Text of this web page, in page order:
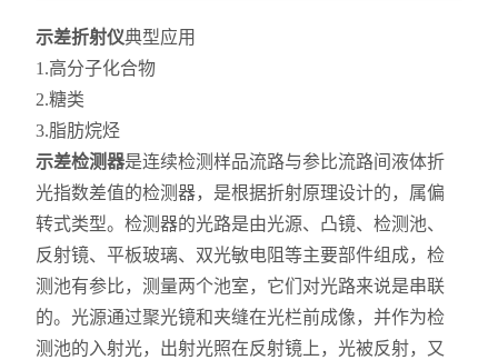
示差折射仪典型应用
1.高分子化合物
2.糖类
3.脂肪烷烃
示差检测器是连续检测样品流路与参比流路间液体折
光指数差值的检测器，是根据折射原理设计的，属偏
转式类型。检测器的光路是由光源、凸镜、检测池、
反射镜、平板玻璃、双光敏电阻等主要部件组成，检
测池有参比，测量两个池室，它们对光路来说是串联
的。光源通过聚光镜和夹缝在光栏前成像，并作为检
测池的入射光，出射光照在反射镜上，光被反射，又